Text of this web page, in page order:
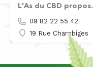
L'As du CBD
09 82 22 55 42
19 Rue Chambiges